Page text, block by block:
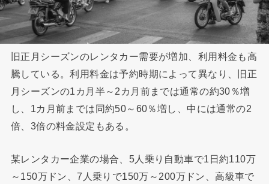
旧正月シーズンのレンタカー需要が増加、利用料金も高
騰している。利用料金は予約時期によって異なり、旧正
月シーズンの1カ月半～2カ月前までは通常の約30％増
し、1カ月前までは同約50～60％増し、中には通常の2
倍、3倍の料金設定もある。
某レンタカー企業の場合、5人乗り自動車で1日約110万
～150万ドン、7人乗りで150万～200万ドン、高級車で